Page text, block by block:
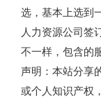
选，基本上选到
人力资源公司签
不一样，包含的
声明：本站分享
或个人知识产权